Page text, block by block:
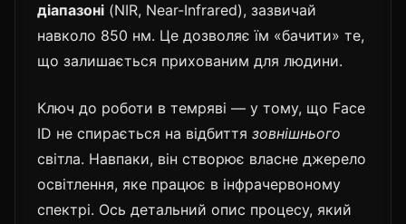
діапазоні (NIR, Near-Infrared), зазвичай
навколо 850 нм. Це дозволяє їм «бачити» те,
що залишається прихованим для людини.
Ключ до роботи в темряві — у тому, що Face
ID не спирається на відбиття зовнішнього
світла. Навпаки, він створює власне джерело
освітлення, яке працює в інфрачервоному
спектрі. Ось детальний опис процесу, який